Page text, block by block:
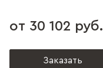
от 30 102 руб.
Заказать